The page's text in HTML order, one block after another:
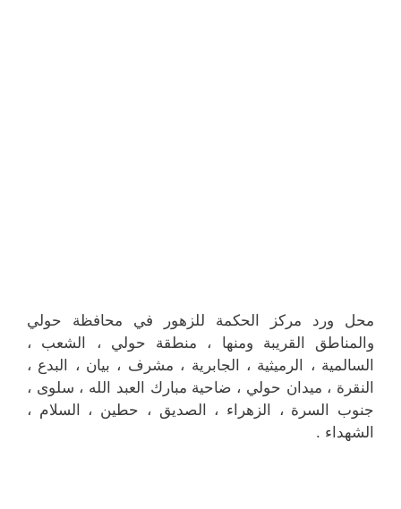
محل ورد مركز الحكمة للزهور في محافظة حولي
والمناطق القريبة ‎ومنها ، منطقة حولي ، الشعب ،
السالمية ، الرميثية ، الجابرية ، مشرف ، بيان ، البدع ،
النقرة ، ميدان حولي ، ضاحية مبارك العبد الله ، سلوى ،
جنوب السرة ، الزهراء ، الصديق ، حطين ، السلام ،
الشهداء .